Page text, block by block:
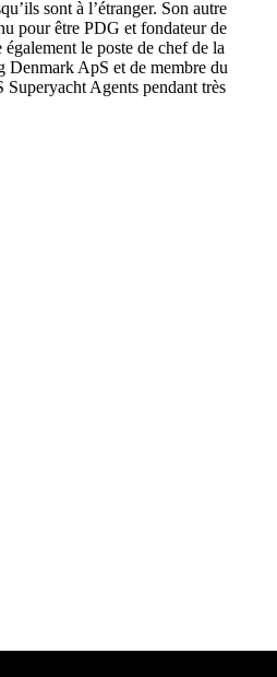
sont à l’étranger. Son autre
pour être PDG et fondateur de
le poste de chef de la
Denmark ApS et de membre du
Agents pendant très